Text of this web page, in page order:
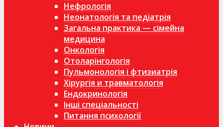
Нефрологія
Неонатологія та педіатрія
Загальна практика — сімейна
медицина
Онкологія
Отоларінгологія
Пульмонологія і фтизиатрія
Хірургія и травматологія
Ендокринологія
Інші спеціальності
Питання психології